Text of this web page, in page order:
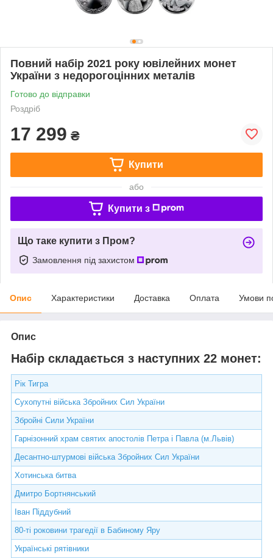
Повний набір 2021 року ювілейних монет
України з недорогоцінних металів
Готово до відправки
Роздріб
17 299 ₴
Купити
або
Купити з
Що таке купити з Пром?
Замовлення під захистом
Опис Характеристики Доставка Оплата Умови
Опис
Набір складається з наступних 22 монет:
Рік Тигра
Сухопутні війська Збройних Сил України
Збройні Сили України
Гарнізонний храм святих апостолів Петра і Павла (м.Львів)
Десантно-штурмові війська Збройних Сил України
Хотинська битва
Дмитро Бортнянський
Іван Піддубний
80-ті роковини трагедії в Бабиному Яру
Українські рятівники